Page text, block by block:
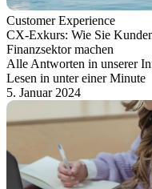
Customer Experience
CX-Exkurs: Wie Sie
Finanzsektor machen
Alle Antworten in unserer
Lesen in unter einer Minute
5. Januar 2024